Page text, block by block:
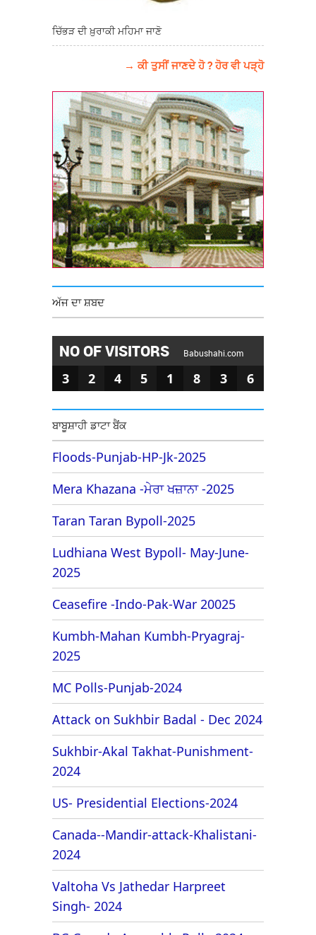
ਚਿੱਭੜ ਦੀ ਖ਼ੁਰਾਕੀ ਮਹਿਮਾ ਜਾਣੋ
→ ਕੀ ਤੁਸੀਂ ਜਾਣਦੇ ਹੋ ? ਹੋਰ ਵੀ ਪੜ੍ਹੋ
ਅੱਜ ਦਾ ਸ਼ਬਦ
NO OF VISITORS Babushahi.com
3 2 4 5 1 8 3 6
ਬਾਬੂਸ਼ਾਹੀ ਡਾਟਾ ਬੈਂਕ
Floods-Punjab-HP-Jk-2025
Mera Khazana -ਮੇਰਾ ਖਜ਼ਾਨਾ -2025
Taran Taran Bypoll-2025
Ludhiana West Bypoll- May-June-
2025
Ceasefire -Indo-Pak-War 20025
Kumbh-Mahan Kumbh-Pryagraj-
2025
MC Polls-Punjab-2024
Attack on Sukhbir Badal - Dec 2024
Sukhbir-Akal Takhat-Punishment-
2024
US- Presidential Elections-2024
Canada--Mandir-attack-Khalistani-
2024
Valtoha Vs Jathedar Harpreet
Singh- 2024